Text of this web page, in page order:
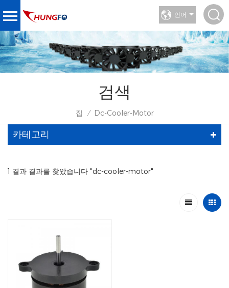
언어
검색
집 / Dc-Cooler-Motor
카테고리
1 결과 결과를 찾았습니다 "dc-cooler-motor"